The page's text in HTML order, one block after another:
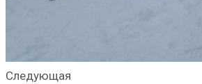
Следующая